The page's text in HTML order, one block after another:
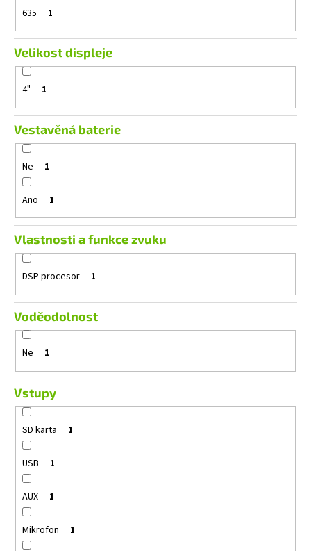
635 1
Velikost displeje
4" 1
Vestavěná baterie
Ne 1
Ano 1
Vlastnosti a funkce zvuku
DSP procesor 1
Voděodolnost
Ne 1
Vstupy
SD karta 1
USB 1
AUX 1
Mikrofon 1